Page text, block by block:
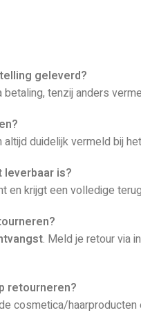
geleverd?
betaling, tenzij anders
duidelijk vermeld bij
leverbaar is?
en krijgt een volledige
. Meld je retour via
retourneren?
cosmetica/